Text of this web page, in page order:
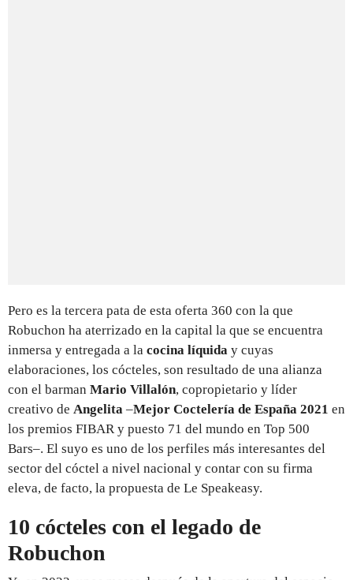
Pero es la tercera pata de esta oferta 360 con la que
Robuchon ha aterrizado en la capital la que se encuentra
inmersa y entregada a la cocina líquida y cuyas
elaboraciones, los cócteles, son resultado de una alianza
con el barman Mario Villalón, copropietario y líder
creativo de Angelita –Mejor Coctelería de España 2021 en
los premios FIBAR y puesto 71 del mundo en Top 500
Bars–. El suyo es uno de los perfiles más interesantes del
sector del cóctel a nivel nacional y contar con su firma
eleva, de facto, la propuesta de Le Speakeasy.
10 cócteles con el legado de
Robuchon